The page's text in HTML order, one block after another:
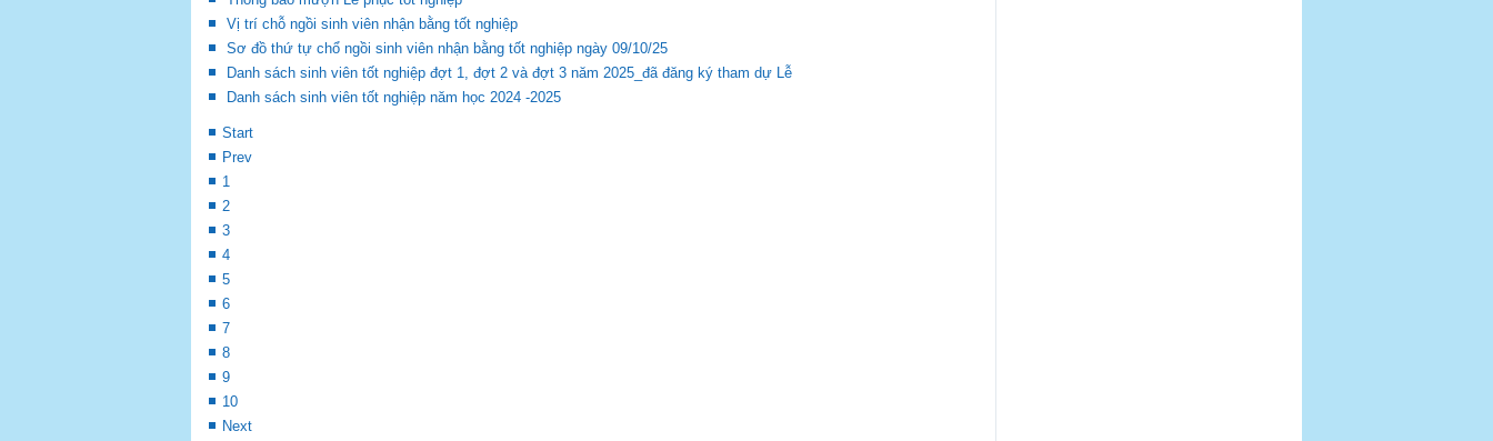
Vị trí chỗ ngồi sinh viên nhận bằng tốt nghiệp
Sơ đồ thứ tự chổ ngồi sinh viên nhận bằng tốt nghiệp ngày 09/10/25
Danh sách sinh viên tốt nghiệp đợt 1, đợt 2 và đợt 3 năm 2025_đã đăng ký tham dự Lễ
Danh sách sinh viên tốt nghiệp năm học 2024 -2025
Start
Prev
1
2
3
4
5
6
7
8
9
10
Next